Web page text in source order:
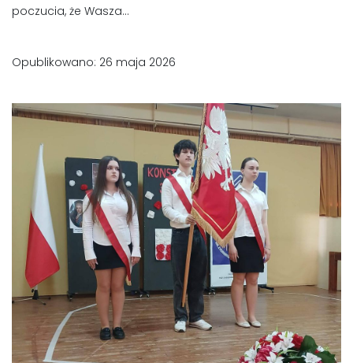
poczucia, że Wasza...
Opublikowano: 26 maja 2026